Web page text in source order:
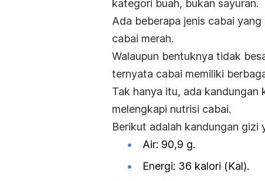
kategori buah, bukan sayuran.
Ada beberapa jenis cabai
cabai merah.
Walaupun bentuknya tidak
ternyata cabai memiliki
Tak hanya itu, ada
melengkapi nutrisi cabai.
Berikut adalah kandungan gizi
Air: 90,9 g.
Energi: 36 kalori (Kal).